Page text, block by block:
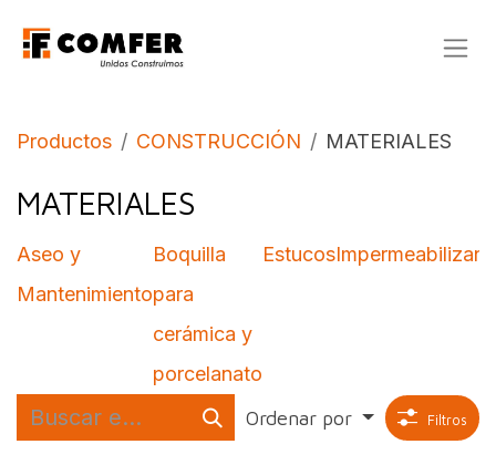
Productos CONSTRUCCIÓN MATERIALES
MATERIALES
Aseo y
Mantenimiento
Boquilla
para
cerámica y
porcelanato
Estucos
Ordenar por Filtros